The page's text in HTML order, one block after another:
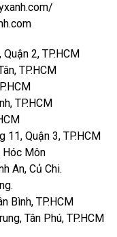
2, TP.HCM
TP.HCM
TP.HCM
11, Quận 3, TP.HCM
Hóc Môn
An, Củ Chi.
Bình, TP.HCM
Tân Phú, TP.HCM